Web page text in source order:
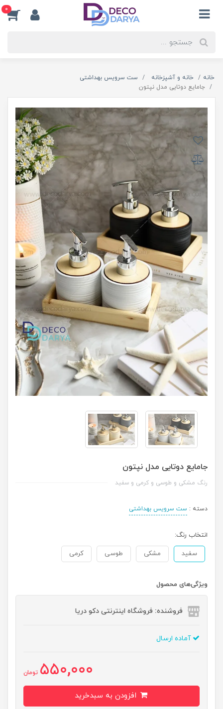
0
خانه خانه و آشپزخانه
ست سرویس بهداشتی
جامایع دوتایی مدل نپتون
جامایع دوتایی مدل نپتون
رنگ مشکی و طوسی و کرمی و سفید
دسته : ست سرویس بهداشتی
انتخاب رنگ:
سفید مشکی طوسی کرمی
ویژگی‌های محصول
فروشنده: فروشگاه اینترنتی دکو دریا
آماده ارسال
550,000 تومان